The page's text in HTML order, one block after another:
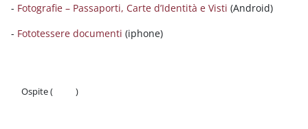
- Fotografie – Passaporti, Carte d’Identità e Visti (Android)
- Fototessere documenti (iphone)
Ospite (
)